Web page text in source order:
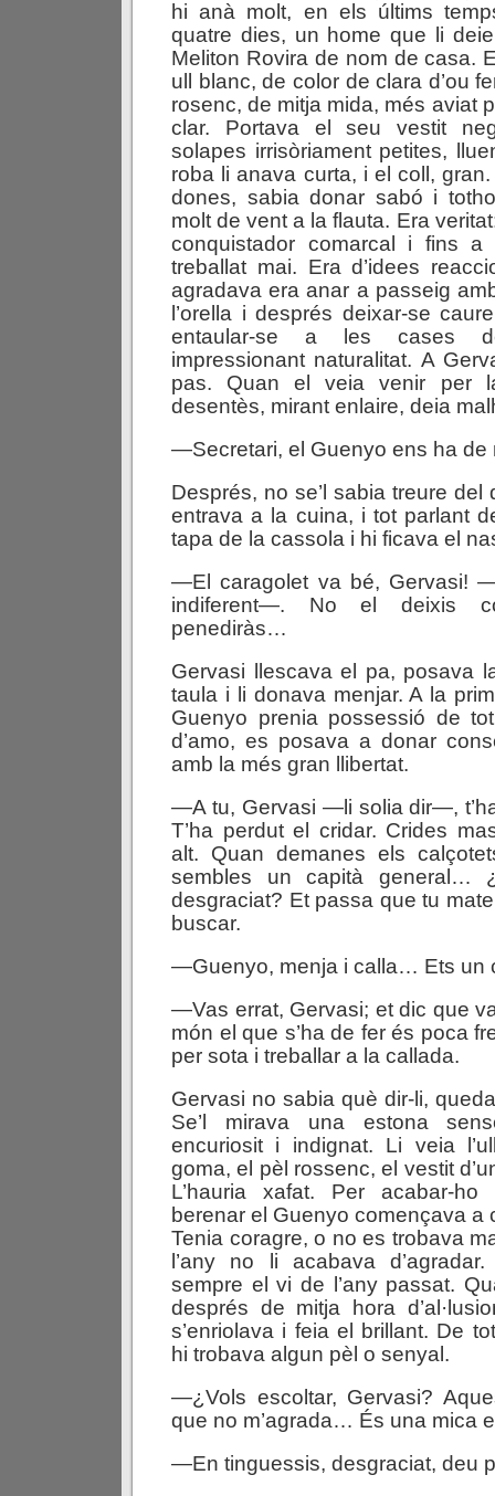
hi anà molt, en els últims
quatre dies, un home que li
Meliton Rovira de nom de casa.
ull blanc, de color de clara d’ou
rosenc, de mitja mida, més aviat
clar. Portava el seu vestit
solapes irrisòriament petites,
roba li anava curta, i el coll,
dones, sabia donar sabó i
molt de vent a la flauta. Era
conquistador comarcal i fins
treballat mai. Era d’idees
agradava era anar a passeig
l’orella i després deixar-se
entaular-se a les cases
impressionant naturalitat. A
pas. Quan el veia venir per
desentès, mirant enlaire, deia
—Secretari, el Guenyo ens ha de
Després, no se’l sabia treure del
entrava a la cuina, i tot parlant
tapa de la cassola i hi ficava el
—El caragolet va bé, Gervasi!
indiferent—. No el deixis
penediràs…
Gervasi llescava el pa, posava
taula i li donava menjar. A la
Guenyo prenia possessió de
d’amo, es posava a donar
amb la més gran llibertat.
—A tu, Gervasi —li solia dir—,
T’ha perdut el cridar. Crides
alt. Quan demanes els
sembles un capità general…
desgraciat? Et passa que tu
buscar.
—Guenyo, menja i calla… Ets un
—Vas errat, Gervasi; et dic que
món el que s’ha de fer és poca
per sota i treballar a la callada.
Gervasi no sabia què dir-li,
Se’l mirava una estona
encuriosit i indignat. Li veia
goma, el pèl rossenc, el vestit
L’hauria xafat. Per acabar-ho
berenar el Guenyo començava a
Tenia coragre, o no es trobava
l’any no li acabava
sempre el vi de l’any passat.
després de mitja hora
s’enriolava i feia el brillant. De
hi trobava algun pèl o senyal.
—¿Vols escoltar, Gervasi?
que no m’agrada… És una mica
—En tinguessis, desgraciat, deu